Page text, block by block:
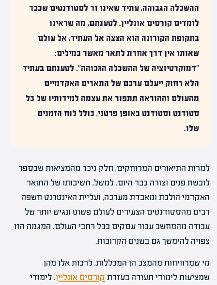
ההשכלה הגבוהה, עתיד שאינו זר לסטודנטים שכבר
לומדים קורסים אונליין. לטענתם, מה שראינו
בתקופת הקורונה הוא הצצה אל העתיד, אל עולם
שאותו אין דרך אחרת לתאר מאשר במילים:
"דמוקרטיזציה של ההשכלה הגבוהה". לטענתם בעתיד
הלא רחוק ייעלם ערכם של התארים האקדמיים
מהעולם וההוראה תתפור את עצמה למידותיו של כל
סטודנט וסטודנט באופן פרטני, כולל לוח הזמנים
שלו.
למרות התיאורים המרוחקים, חלק ניכר מהמציאות שבספר
לובשת פנים וצורה כבר היום. למשל, חשיבותו של התואר
האקדמי הולכת ומאבדת מערכה, ועליית האינטרנט חשפה
רבים מהסטודנטים הצעירים לעולם פשוט ונגיש יותר של
עבודה מהמחשב עבור עסקים בכל רחבי העולם. המגמה הזו
צפויה להימשך גם בשנים הקרובות.
מי שמרוויחות מהמצב הן המכללות, לרבות אלו מהן
שמציעות לימודי תעודה בעזרת קורסים אונליין. לימודי